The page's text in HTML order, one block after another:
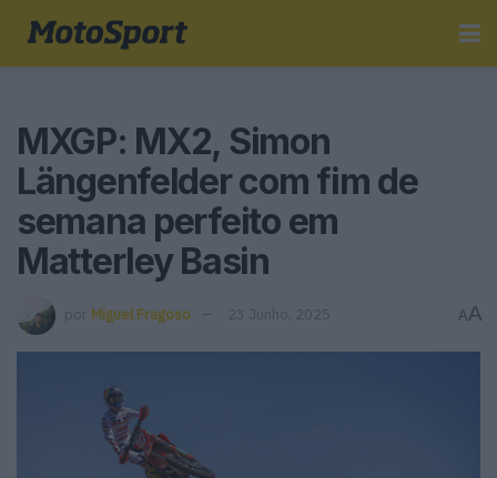
MXGP: MX2, Simon
Längenfelder com fim de
semana perfeito em
Matterley Basin
por Miguel Fragoso 23 Junho, 2025 AA